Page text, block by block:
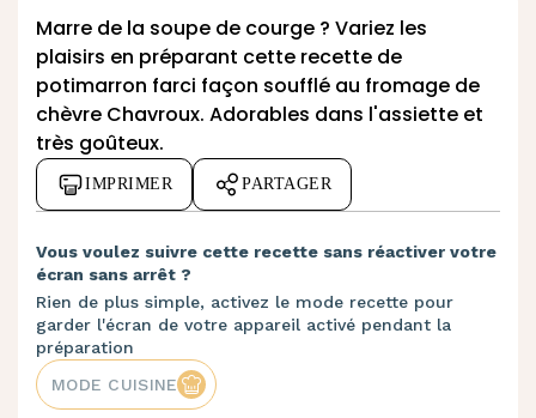
Marre de la soupe de courge ? Variez les
plaisirs en préparant cette recette de
potimarron farci façon soufflé au fromage de
chèvre Chavroux. Adorables dans l'assiette et
très goûteux.
IMPRIMER PARTAGER
Vous voulez suivre cette recette sans réactiver votre
écran sans arrêt ?
Rien de plus simple, activez le mode recette pour
garder l'écran de votre appareil activé pendant la
préparation
MODE CUISINE